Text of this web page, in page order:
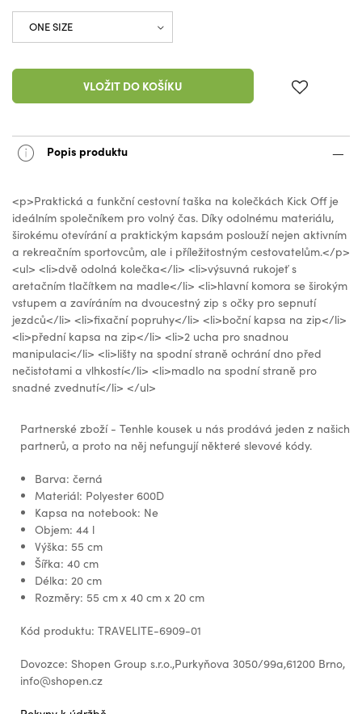
VLOŽIT DO KOŠÍKU
Popis produktu
<p>Praktická a funkční cestovní taška na kolečkách Kick Off je
ideálním společníkem pro volný čas. Díky odolnému materiálu,
širokému otevírání a praktickým kapsám poslouží nejen aktivním
a rekreačním sportovcům, ale i příležitostným cestovatelům.</p>
<ul> <li>dvě odolná kolečka</li> <li>výsuvná rukojeť s
aretačním tlačítkem na madle</li> <li>hlavní komora se širokým
vstupem a zavíráním na dvoucestný zip s očky pro sepnutí
jezdců</li> <li>fixační popruhy</li> <li>boční kapsa na zip</li>
<li>přední kapsa na zip</li> <li>2 ucha pro snadnou
manipulaci</li> <li>lišty na spodní straně ochrání dno před
nečistotami a vlhkostí</li> <li>madlo na spodní straně pro
snadné zvednutí</li> </ul>
Partnerské zboží - Tenhle kousek u nás prodává jeden z našich
partnerů, a proto na něj nefungují některé slevové kódy.
Barva: černá
Materiál: Polyester 600D
Kapsa na notebook: Ne
Objem: 44 l
Výška: 55 cm
Šířka: 40 cm
Délka: 20 cm
Rozměry: 55 cm x 40 cm x 20 cm
Kód produktu: TRAVELITE-6909-01
Dovozce: Shopen Group s.r.o.,Purkyňova 3050/99a,61200 Brno,
info@shopen.cz